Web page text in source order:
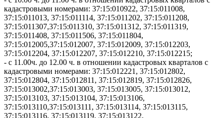
кадастровыми номерами: 37:15:010922, 37:15:011008,
37:15:011013, 37:15:011114, 37:15:011202, 37:15:011208,
37:15:011307,37:15:011310, 37:15:011312, 37:15:011319,
37:15:011408, 37:15:011506, 37:15:011804,
37:15:012005,37:15:012007, 37:15:012009, 37:15:012203,
37:15:012204, 37:15:012207, 37:15:012210, 37:15:012215;
- с 11.00ч. до 12.00 ч. в отношении кадастровых кварталов с
кадастровыми номерами: 37:15:012221, 37:15:012802,
37:15:012804, 37:15:012811, 37:15:012819, 37:15:012826,
37:15:013002,37:15:013003, 37:15:013005, 37:15:013012,
37:15:013103, 37:15:013104, 37:15:013106,
37:15:013110,37:15:013111, 37:15:013114, 37:15:013115,
37:15:013116, 37:15:013119, 37:15:013122.